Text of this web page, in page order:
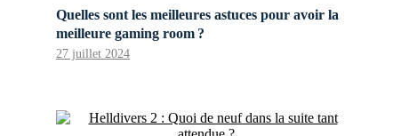
Quelles sont les meilleures astuces pour avoir la
meilleure gaming room ?
27 juillet 2024